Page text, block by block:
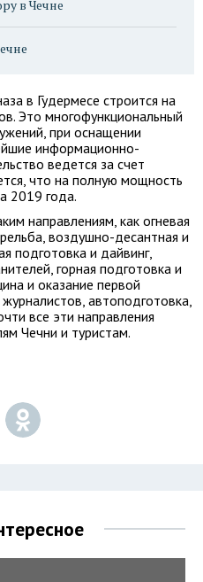
в Чечне
в Гудермесе строится на
Это многофункциональный
при оснащении
информационно-
ведется за счет
что на полную мощность
2019 года.
направлениям, как огневая
воздушно-десантная и
подготовка и дайвинг,
горная подготовка и
и оказание первой
автоподготовка,
все эти направления
Чечни и туристам.